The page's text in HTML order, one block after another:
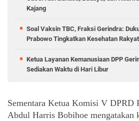
Kajang
Soal Vaksin TBC, Fraksi Gerindra:
Prabowo Tingkatkan Kesehatan Rakyat
Ketua Layanan Kemanusiaan DPP
Sediakan Waktu di Hari Libur
Sementara Ketua Komisi V DPRD
Abdul Harris Bobihoe mengatakan